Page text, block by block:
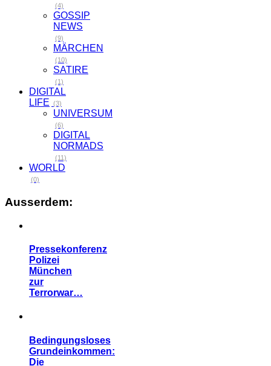
(4)
GOSSIP
NEWS
(9)
MÄRCHEN
(10)
SATIRE
(1)
DIGITAL
LIFE (3)
UNIVERSUM
(6)
DIGITAL
NORMADS
(11)
WORLD
(0)
Ausserdem:
Pressekonferenz
Polizei
München
zur
Terrorwar…
Bedingungsloses
Grundeinkommen:
Die